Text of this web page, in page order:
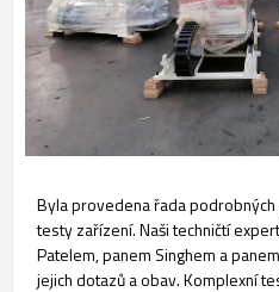
Byla provedena řada
testy zařízení. Naši techničtí
Patelem, panem Singhem a
jejich dotazů a obav. Komplexní